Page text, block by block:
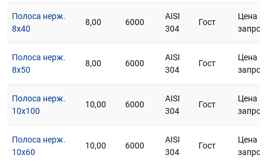
Полоса нерж.
8х40
8,00 6000
AISI
304
Гост
Цена
Полоса нерж.
8х50
8,00 6000
AISI
304
Гост
Цена
Полоса нерж.
10х100
10,00 6000
AISI
304
Гост
Цена
Полоса нерж.
10х60
10,00 6000
AISI
304
Гост
Цена